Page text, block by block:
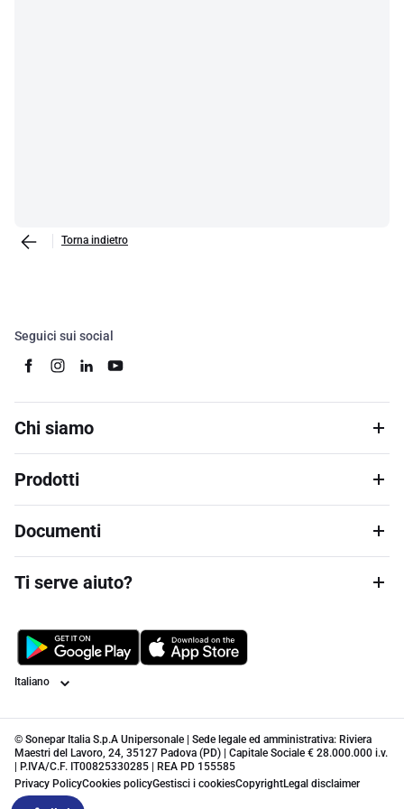
Torna indietro
Seguici sui social
Chi siamo
Prodotti
Documenti
Ti serve aiuto?
Lingua
© Sonepar Italia S.p.A Unipersonale | Sede legale ed amministrativa: Riviera
Maestri del Lavoro, 24, 35127 Padova (PD) | Capitale Sociale € 28.000.000 i.v.
| P.IVA/C.F. IT00825330285 | REA PD 155585
Privacy PolicyCookies policyGestisci i cookiesCopyrightLegal disclaimer